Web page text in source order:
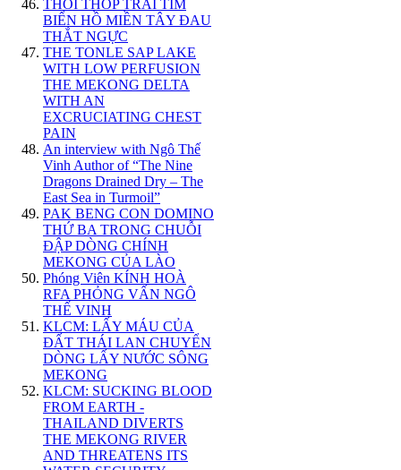
THOI THÓP TRÁI TIM
BIỂN HỒ MIỀN TÂY ĐAU
THẮT NGỰC
THE TONLE SAP LAKE
WITH LOW PERFUSION
THE MEKONG DELTA
WITH AN
EXCRUCIATING CHEST
PAIN
An interview with Ngô Thế
Vinh Author of “The Nine
Dragons Drained Dry – The
East Sea in Turmoil”
PAK BENG CON DOMINO
THỨ BA TRONG CHUỖI
ĐẬP DÒNG CHÍNH
MEKONG CỦA LÀO
Phóng Viên KÍNH HOÀ
RFA PHỎNG VẤN NGÔ
THẾ VINH
KLCM: LẤY MÁU CỦA
ĐẤT THÁI LAN CHUYỂN
DÒNG LẤY NƯỚC SÔNG
MEKONG
KLCM: SUCKING BLOOD
FROM EARTH -
THAILAND DIVERTS
THE MEKONG RIVER
AND THREATENS ITS